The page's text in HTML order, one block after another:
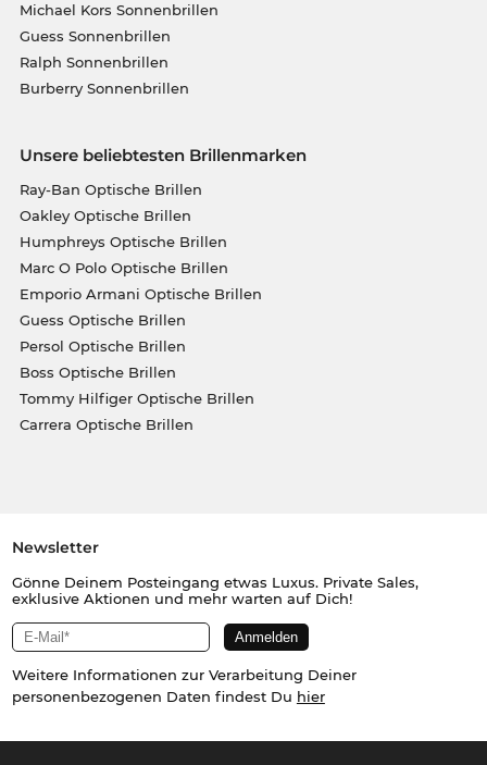
Michael Kors Sonnenbrillen
Guess Sonnenbrillen
Ralph Sonnenbrillen
Burberry Sonnenbrillen
Unsere beliebtesten Brillenmarken
Ray-Ban Optische Brillen
Oakley Optische Brillen
Humphreys Optische Brillen
Marc O Polo Optische Brillen
Emporio Armani Optische Brillen
Guess Optische Brillen
Persol Optische Brillen
Boss Optische Brillen
Tommy Hilfiger Optische Brillen
Carrera Optische Brillen
Newsletter
Gönne Deinem Posteingang etwas Luxus. Private Sales,
exklusive Aktionen und mehr warten auf Dich!
Weitere Informationen zur Verarbeitung Deiner
personenbezogenen Daten findest Du hier